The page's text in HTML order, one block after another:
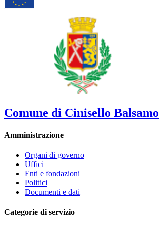
Comune di Cinisello Balsamo
Amministrazione
Organi di governo
Uffici
Enti e fondazioni
Politici
Documenti e dati
Categorie di servizio